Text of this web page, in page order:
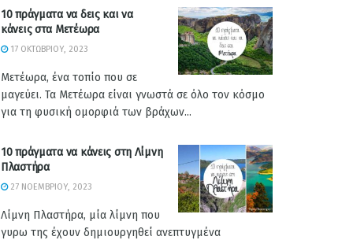
10 πράγματα να δεις και να
κάνεις στα Μετέωρα
17 ΟΚΤΩΒΡΊΟΥ, 2023
Μετέωρα, ένα τοπίο που σε
μαγεύει. Τα Μετέωρα είναι γνωστά σε όλο τον κόσμο
για τη φυσική ομορφιά των βράχων...
10 πράγματα να κάνεις στη Λίμνη
Πλαστήρα
27 ΝΟΕΜΒΡΊΟΥ, 2023
Λίμνη Πλαστήρα, μία λίμνη που
γυρω της έχουν δημιουργηθεί ανεπτυγμένα